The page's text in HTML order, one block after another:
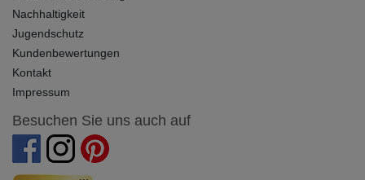
Nachhaltigkeit
Jugendschutz
Kundenbewertungen
Kontakt
Impressum
Besuchen Sie uns auch auf